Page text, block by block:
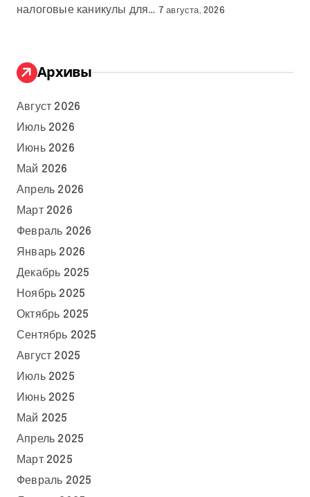
налоговые каникулы для… 7 августа, 2026
Архивы
Август 2026
Июль 2026
Июнь 2026
Май 2026
Апрель 2026
Март 2026
Февраль 2026
Январь 2026
Декабрь 2025
Ноябрь 2025
Октябрь 2025
Сентябрь 2025
Август 2025
Июль 2025
Июнь 2025
Май 2025
Апрель 2025
Март 2025
Февраль 2025